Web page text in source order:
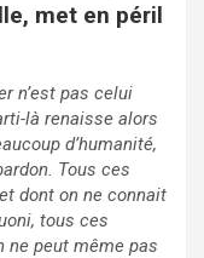
met en péril
n’est pas celui
là renaisse alors
d’humanité,
Tous ces
dont on ne connait
tous ces
ne peut même pas